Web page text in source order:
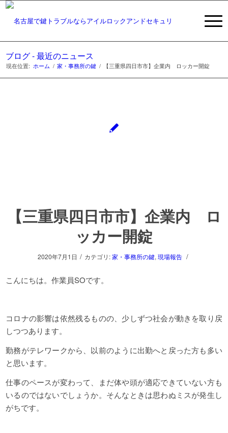
ブログ - 最近のニュース
現在位置: ホーム / 家・事務所の鍵 / 【三重県四日市市】企業内 ロッカー開錠
【三重県四日市市】企業内 ロ
ッカー開錠
2020年7月1日 / カテゴリ:家・事務所の鍵, 現場報告 /
こんにちは。作業員SOです。
コロナの影響は依然残るものの、少しずつ社会が動きを取り戻
しつつあります。
勤務がテレワークから、以前のように出勤へと戻った方も多い
と思います。
仕事のペースが変わって、まだ体や頭が適応できていない方も
いるのではないでしょうか。そんなときは思わぬミスが発生し
がちです。